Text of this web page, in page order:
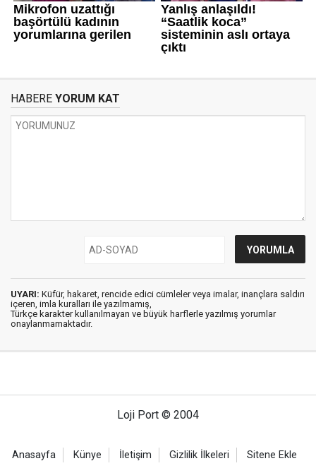
HABERE YORUM KAT
UYARI: Küfür, hakaret, rencide edici cümleler veya imalar, inançlara saldırı
içeren, imla kuralları ile yazılmamış,
Türkçe karakter kullanılmayan ve büyük harflerle yazılmış yorumlar
onaylanmamaktadır.
Loji Port © 2004
Anasayfa Künye İletişim Gizlilik İlkeleri Sitene Ekle